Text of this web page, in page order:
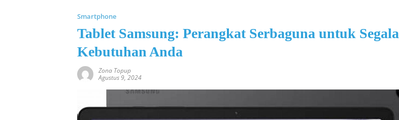
Smartphone
Tablet Samsung: Perangkat Serbaguna untuk Segala
Kebutuhan Anda
Zona Topup
Agustus 9, 2024